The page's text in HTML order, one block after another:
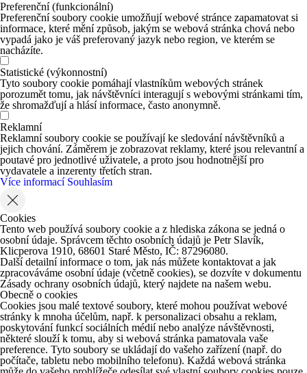
Preferenční (funkcionální)
Preferenční soubory cookie umožňují webové stránce zapamatovat si
informace, které mění způsob, jakým se webová stránka chová nebo
vypadá jako je váš preferovaný jazyk nebo region, ve kterém se
nacházíte.
Statistické (výkonnostní)
Tyto soubory cookie pomáhají vlastníkům webových stránek
porozumět tomu, jak návštěvníci interagují s webovými stránkami tím,
že shromažďují a hlásí informace, často anonymně.
Reklamní
Reklamní soubory cookie se používají ke sledování návštěvníků a
jejich chování. Záměrem je zobrazovat reklamy, které jsou relevantní a
poutavé pro jednotlivé uživatele, a proto jsou hodnotnější pro
vydavatele a inzerenty třetích stran.
Více informací Souhlasím
Cookies
Tento web používá soubory cookie a z hlediska zákona se jedná o
osobní údaje. Správcem těchto osobních údajů je Petr Slavík,
Klicperova 1910, 68601 Staré Město, IČ: 87296080.
Další detailní informace o tom, jak nás můžete kontaktovat a jak
zpracováváme osobní údaje (včetně cookies), se dozvíte v dokumentu
Zásady ochrany osobních údajů, který najdete na našem webu.
Obecně o cookies
Cookies jsou malé textové soubory, které mohou používat webové
stránky k mnoha účelům, např. k personalizaci obsahu a reklam,
poskytování funkcí sociálních médií nebo analýze návštěvnosti,
některé slouží k tomu, aby si webová stránka pamatovala vaše
preference. Tyto soubory se ukládají do vašeho zařízení (např. do
počítače, tabletu nebo mobilního telefonu). Každá webová stránka